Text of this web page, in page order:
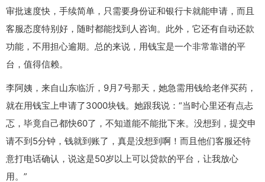
审批速度快，手续简单，只需要身份证和银行卡就能申请，而且
客服态度特别好，随时都能找到人咨询。此外，它还有自动还款
功能，不用担心逾期。总的来说，用钱宝是一个非常靠谱的平
台，值得信赖。
李阿姨，来自山东临沂，9月7号那天，她急需用钱给老伴买药，
就在用钱宝上申请了3000块钱。她跟我说：“当时心里还有点忐
忑，毕竟自己都快60了，不知道能不能批下来。没想到，提交申
请不到5分钟，钱就到账了，真是没想到啊！而且他们客服还特
意打电话确认，说这是50岁以上可以贷款的平台，让我放心
用。”